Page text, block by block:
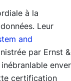
à la
Leur
and
par Ernst &
certification